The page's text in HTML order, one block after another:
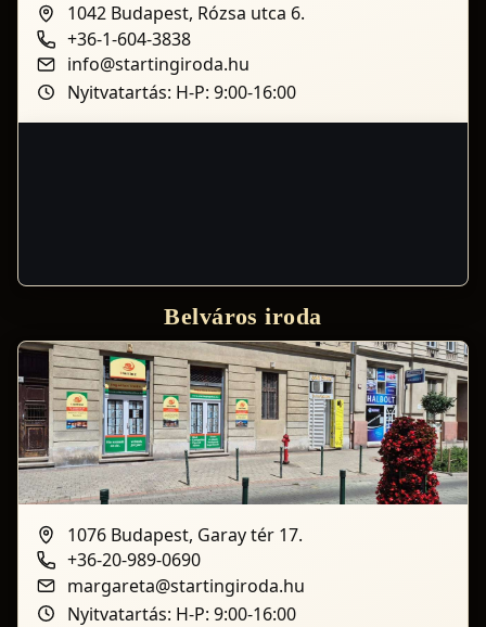
1042 Budapest, Rózsa utca 6.
+36-1-604-3838
info@startingiroda.hu
Nyitvatartás: H-P: 9:00-16:00
Belváros iroda
1076 Budapest, Garay tér 17.
+36-20-989-0690
margareta@startingiroda.hu
Nyitvatartás: H-P: 9:00-16:00